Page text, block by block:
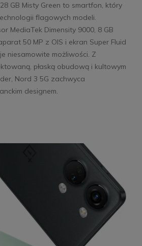
GB Misty Green to smartfon, który
flagowych modeli.
MediaTek Dimensity 9000, 8 GB
50 MP z OIS i ekran Super Fluid
niesamowite możliwości. Z
płaską obudową i kultowym
Nord 3 5G zachwyca
designem.